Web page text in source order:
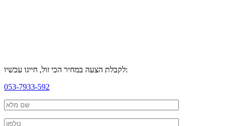
לקבלת הצעה במחיר הכי זול, חייגו עכשיו:
053-7933-592